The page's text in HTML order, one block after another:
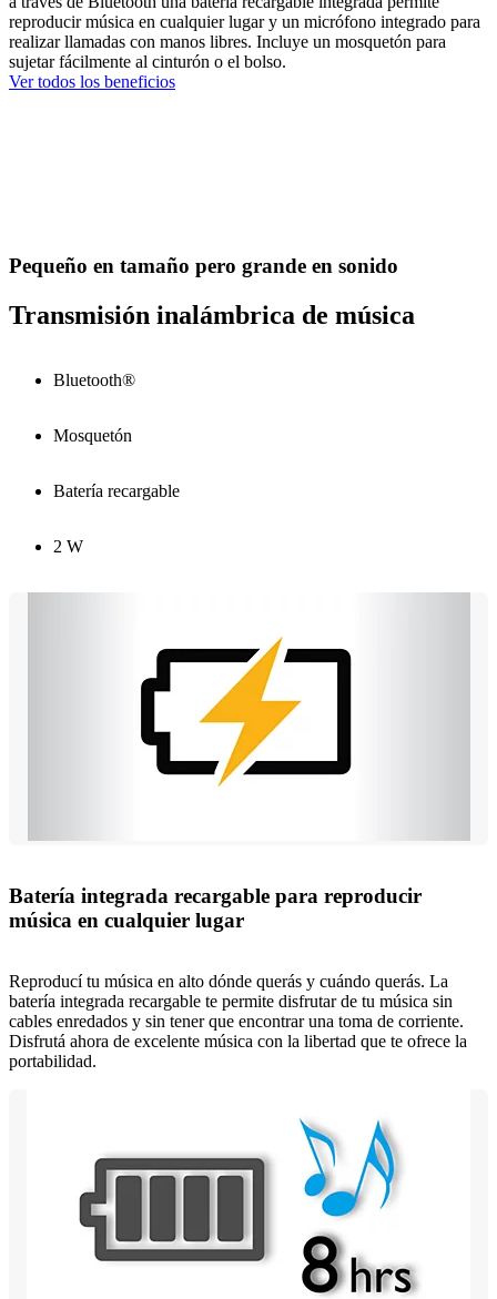
reproducir música en cualquier lugar y un micrófono integrado para
realizar llamadas con manos libres. Incluye un mosquetón para
sujetar fácilmente al cinturón o el bolso.
Ver todos los beneficios
Pequeño en tamaño pero grande en sonido
Transmisión inalámbrica de música
Bluetooth®
Mosquetón
Batería recargable
2 W
Batería integrada recargable para reproducir
música en cualquier lugar
Reproducí tu música en alto dónde querás y cuándo querás. La
batería integrada recargable te permite disfrutar de tu música sin
cables enredados y sin tener que encontrar una toma de corriente.
Disfrutá ahora de excelente música con la libertad que te ofrece la
portabilidad.